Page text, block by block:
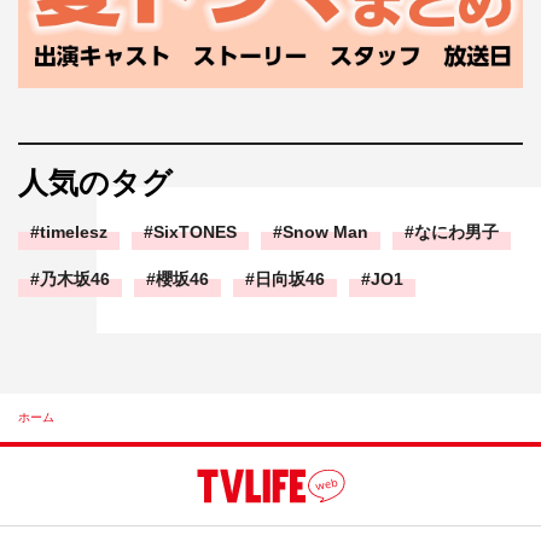
人気のタグ
timelesz SixTONES Snow Man なにわ男子
乃木坂46 櫻坂46 日向坂46 JO1
ホーム